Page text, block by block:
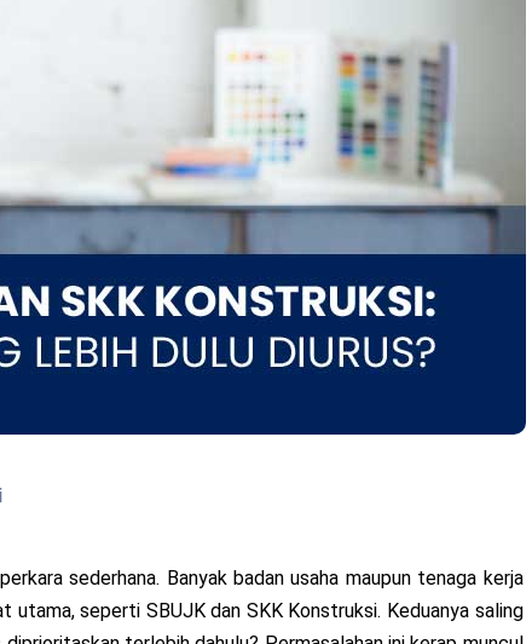
sederhana. Banyak badan usaha maupun tenaga kerja
seperti SBUJK dan SKK Konstruksi. Keduanya saling